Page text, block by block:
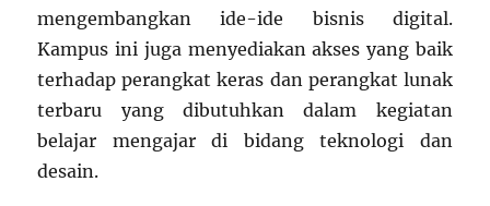
mengembangkan ide-ide bisnis digital.
Kampus ini juga menyediakan akses yang baik
terhadap perangkat keras dan perangkat lunak
terbaru yang dibutuhkan dalam kegiatan
belajar mengajar di bidang teknologi dan
desain.